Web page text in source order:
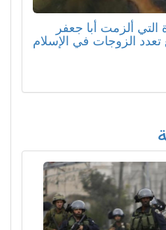
التي ألزمت أبا جعفر
الزوجات في الإسلام